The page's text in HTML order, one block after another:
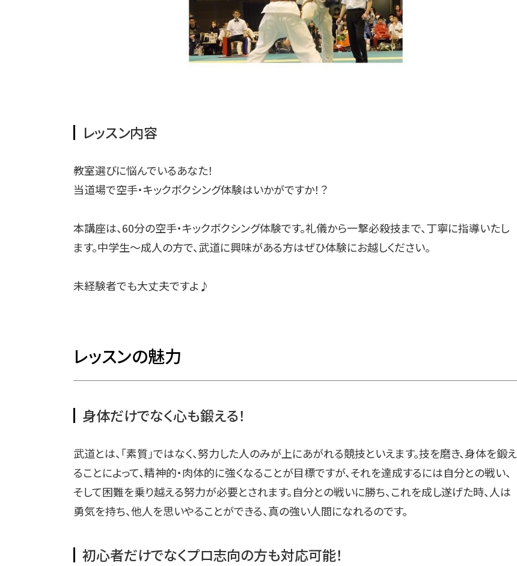
レッスン内容
教室選びに悩んでいるあなた！
当道場で空手・キックボクシング体験はいかがですか！？
本講座は、60分の空手・キックボクシング体験です。礼儀から一撃必殺技まで、丁寧に指導いたし
ます。中学生～成人の方で、武道に興味がある方はぜひ体験にお越しください。
未経験者でも大丈夫ですよ♪
レッスンの魅力
身体だけでなく心も鍛える！
武道とは、「素質」ではなく、努力した人のみが上にあがれる競技といえます。技を磨き、身体を鍛え
ることによって、精神的・肉体的に強くなることが目標ですが、それを達成するには自分との戦い、
そして困難を乗り越える努力が必要とされます。自分との戦いに勝ち、これを成し遂げた時、人は
勇気を持ち、他人を思いやることができる、真の強い人間になれるのです。
初心者だけでなくプロ志向の方も対応可能！